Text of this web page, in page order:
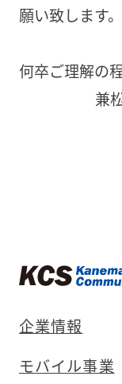
願い致します。
何卒ご理解の
兼
企業情報
モバイル事業